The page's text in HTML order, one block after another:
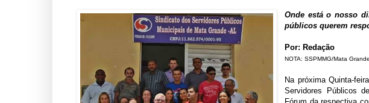
Onde está o nosso
públicos querem
Por: Redação
NOTA: SSPMMG/Mata
Na próxima Quinta-
Servidores Públicos